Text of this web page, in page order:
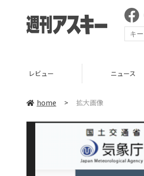
レビュー ニュース
home > 拡大画像